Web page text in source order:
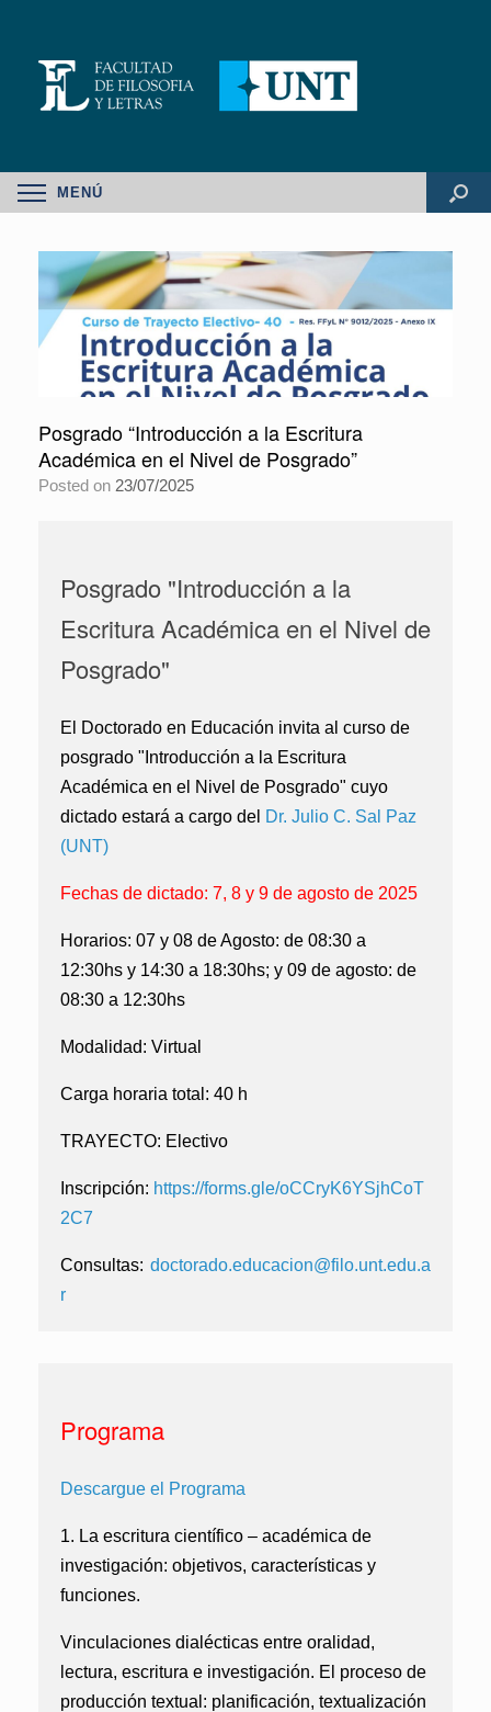
MENÚ
Posgrado “Introducción a la Escritura
Académica en el Nivel de Posgrado”
Posted on 23/07/2025
Posgrado "Introducción a la
Escritura Académica en el Nivel de
Posgrado"
El Doctorado en Educación invita al curso de
posgrado "Introducción a la Escritura
Académica en el Nivel de Posgrado" cuyo
dictado estará a cargo del Dr. Julio C. Sal Paz
(UNT)
Fechas de dictado: 7, 8 y 9 de agosto de 2025
Horarios: 07 y 08 de Agosto: de 08:30 a
12:30hs y 14:30 a 18:30hs; y 09 de agosto: de
08:30 a 12:30hs
Modalidad: Virtual
Carga horaria total: 40 h
TRAYECTO: Electivo
Inscripción: https://forms.gle/oCCryK6YSjhCoT
2C7
Consultas: doctorado.educacion@filo.unt.edu.a
r
Programa
Descargue el Programa
1. La escritura científico – académica de
investigación: objetivos, características y
funciones.
Vinculaciones dialécticas entre oralidad,
lectura, escritura e investigación. El proceso de
producción textual: planificación, textualización